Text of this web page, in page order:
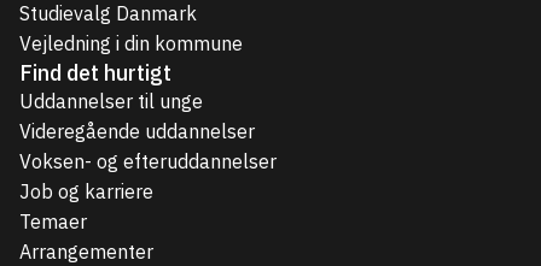
Studievalg Danmark
Vejledning i din kommune
Find det hurtigt
Uddannelser til unge
Videregående uddannelser
Voksen- og efteruddannelser
Job og karriere
Temaer
Arrangementer